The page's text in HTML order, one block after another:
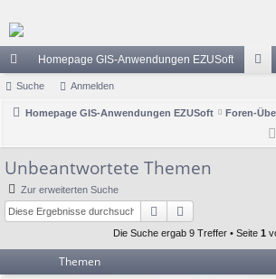
ch
ne
ug
riff
Homepage GIS-Anwendungen EZUSoft
en
Suche Anmelden
Homepage GIS-Anwendungen EZUSoft Foren-
Unbeantwortete Themen
Zur erweiterten Suche
Suche
Die Suche ergab 9 Treffer • Seite 1
Themen